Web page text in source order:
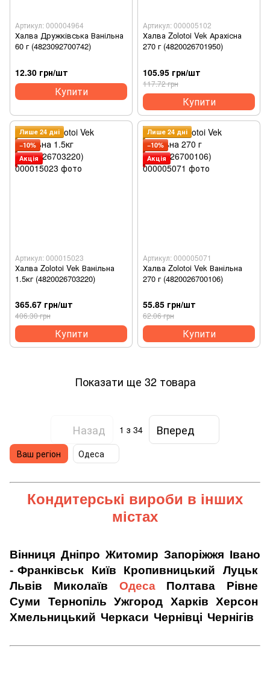
Артикул: 000004964
Халва Дружківська Ванільна
60 г (4823092700742)
12.30 грн/шт
Купити
Артикул: 000005102
Халва Zolotoi Vek Арахісна
270 г (4820026701950)
105.95 грн/шт
117.72 грн
Купити
Лише 24 дні
−10%
Акція
Артикул: 000015023
Халва Zolotoi Vek Ванільна
1.5кг (4820026703220)
365.67 грн/шт
406.30 грн
Купити
Лише 24 дні
−10%
Акція
Артикул: 000005071
Халва Zolotoi Vek Ванільна
270 г (4820026700106)
55.85 грн/шт
62.06 грн
Купити
Показати ще 32 товара
Назад 1 з 34 Вперед
Кондитерські вироби в інших
містах
Вінниця Дніпро Житомир Запоріжжя Івано
- Франківськ
Київ Кропивницький
Луцьк
Львів
Миколаїв Одеса Полтава
Рівне
Суми
Тернопіль Ужгород Харків
Херсон
Хмельницький Черкаси Чернівці Чернігів
Ваш регіон Одеса